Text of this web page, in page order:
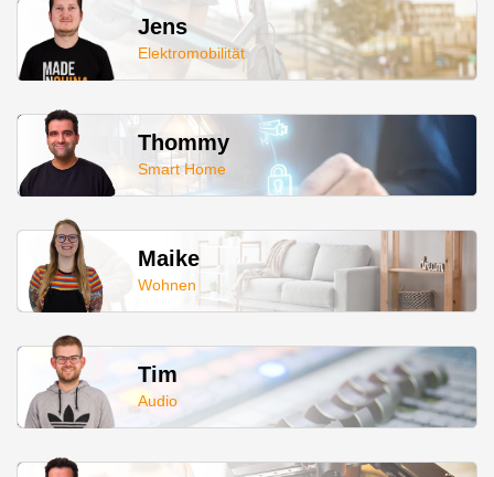
Jens
Elektromobilität
Thommy
Smart Home
Maike
Wohnen
Tim
Audio